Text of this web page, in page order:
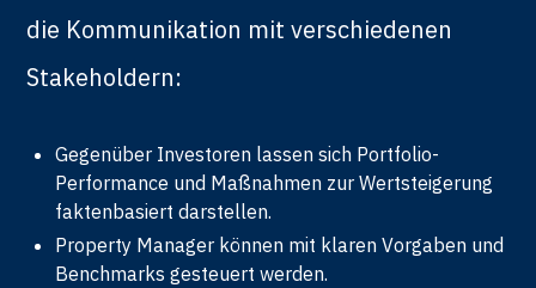
die Kommunikation mit verschiedenen
Stakeholdern:
Gegenüber Investoren lassen sich Portfolio-
Performance und Maßnahmen zur Wertsteigerung
faktenbasiert darstellen.
Property Manager können mit klaren Vorgaben und
Benchmarks gesteuert werden.